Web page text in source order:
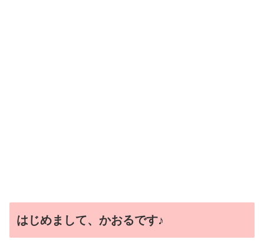
はじめまして、かおるです♪